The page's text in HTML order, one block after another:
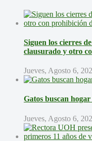
Siguen los cierres
clausurado y otro
Jueves, Agosto 6,
Gatos buscan
Jueves, Agosto 6,